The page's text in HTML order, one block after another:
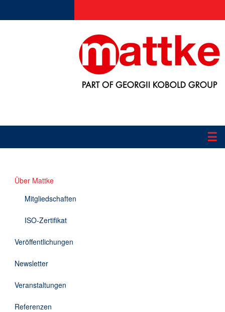
☰
Applikationen
Informationen
EN
Über Mattke
Mitgliedschaften
ISO-Zertifikat
Veröffentlichungen
Newsletter
Veranstaltungen
Referenzen